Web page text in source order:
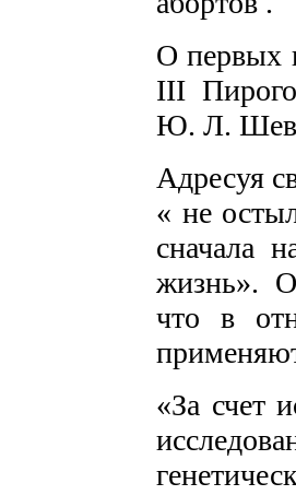
О первых
III
Ю. Л.
Адресуя
« не
сначала
жизнь».
что в
«За счет